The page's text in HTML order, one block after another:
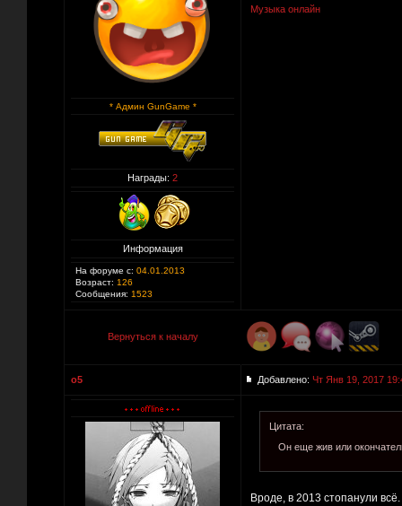
* Админ GunGame *
Награды: 2
Информация
На форуме с: 04.01.2013
Возраст: 126
Сообщения: 1523
Музыка онлайн
Вернуться к началу
o5 Добавлено: Чт Янв 19, 2017
Цитата:
Он еще жив или
Вроде, в 2013 стопанули всё.